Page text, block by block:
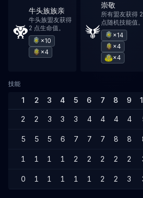
牛头族族亲
牛头族盟友获得
2 点生命值。
×10
×4
崇敬
所有盟友获得 2
点随机技能值。
×14
×4
×4
技能
1 2 3 4 5 6 7 8 9
2 2 3 3 3 4 4 4 4
5 5 5 6 7 7 7 8 8
1 1 1 1 2 2 2 2 2
0 1 1 1 1 1 2 2 3